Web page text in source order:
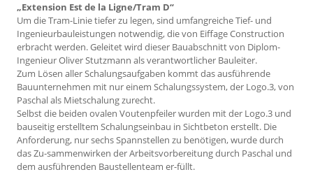
„Extension Est de la Ligne/Tram D“
Um die Tram-Linie tiefer zu legen, sind umfangreiche Tief- und
Ingenieurbauleistungen notwendig, die von Eiffage Construction
erbracht werden. Geleitet wird dieser Bauabschnitt von Diplom-
Ingenieur Oliver Stutzmann als verantwortlicher Bauleiter.
Zum Lösen aller Schalungsaufgaben kommt das ausführende
Bauunternehmen mit nur einem Schalungssystem, der Logo.3, von
Paschal als Mietschalung zurecht.
Selbst die beiden ovalen Voutenpfeiler wurden mit der Logo.3 und
bauseitig erstelltem Schalungseinbau in Sichtbeton erstellt. Die
Anforderung, nur sechs Spannstellen zu benötigen, wurde durch
das Zu-sammenwirken der Arbeitsvorbereitung durch Paschal und
dem ausführenden Baustellenteam er-füllt.